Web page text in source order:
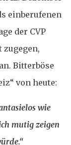
einberufenen
der CVP
Bitterböse
von heute:
wie
mutig zeigen